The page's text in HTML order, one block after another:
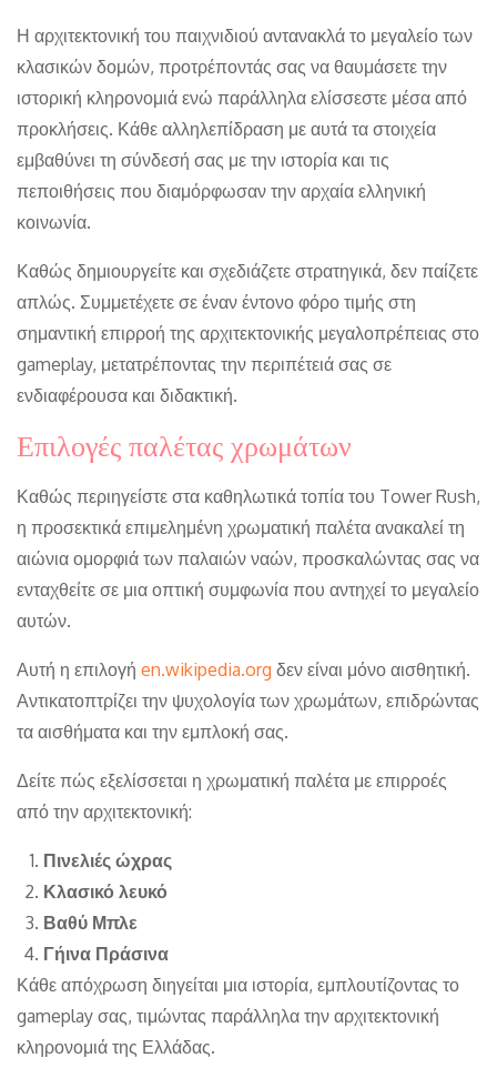
Η αρχιτεκτονική του παιχνιδιού αντανακλά το μεγαλείο των
κλασικών δομών, προτρέποντάς σας να θαυμάσετε την
ιστορική κληρονομιά ενώ παράλληλα ελίσσεστε μέσα από
προκλήσεις. Κάθε αλληλεπίδραση με αυτά τα στοιχεία
εμβαθύνει τη σύνδεσή σας με την ιστορία και τις
πεποιθήσεις που διαμόρφωσαν την αρχαία ελληνική
κοινωνία.
Καθώς δημιουργείτε και σχεδιάζετε στρατηγικά, δεν παίζετε
απλώς. Συμμετέχετε σε έναν έντονο φόρο τιμής στη
σημαντική επιρροή της αρχιτεκτονικής μεγαλοπρέπειας στο
gameplay, μετατρέποντας την περιπέτειά σας σε
ενδιαφέρουσα και διδακτική.
Επιλογές παλέτας χρωμάτων
Καθώς περιηγείστε στα καθηλωτικά τοπία του Tower Rush,
η προσεκτικά επιμελημένη χρωματική παλέτα ανακαλεί τη
αιώνια ομορφιά των παλαιών ναών, προσκαλώντας σας να
ενταχθείτε σε μια οπτική συμφωνία που αντηχεί το μεγαλείο
αυτών.
Αυτή η επιλογή en.wikipedia.org δεν είναι μόνο αισθητική.
Αντικατοπτρίζει την ψυχολογία των χρωμάτων, επιδρώντας
τα αισθήματα και την εμπλοκή σας.
Δείτε πώς εξελίσσεται η χρωματική παλέτα με επιρροές
από την αρχιτεκτονική:
Πινελιές ώχρας
Κλασικό λευκό
Βαθύ Μπλε
Γήινα Πράσινα
Κάθε απόχρωση διηγείται μια ιστορία, εμπλουτίζοντας το
gameplay σας, τιμώντας παράλληλα την αρχιτεκτονική
κληρονομιά της Ελλάδας.